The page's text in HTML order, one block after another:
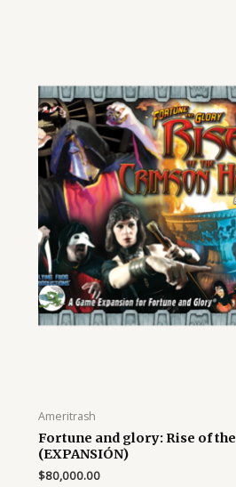
Ameritrash
Fortune and glory: Rise of
(EXPANSIÓN)
$80,000.00